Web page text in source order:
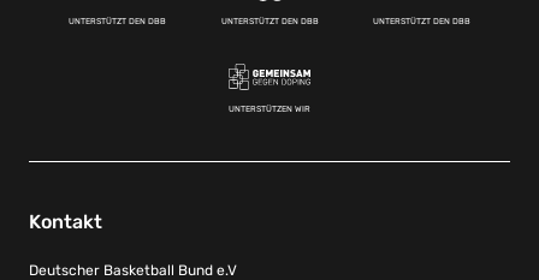
UNTERSTÜTZT DEN DBB UNTERSTÜTZT DEN DBB UNTERSTÜTZT DEN DBB
UNTERSTÜTZEN WIR
Kontakt
Deutscher Basketball Bund e.V